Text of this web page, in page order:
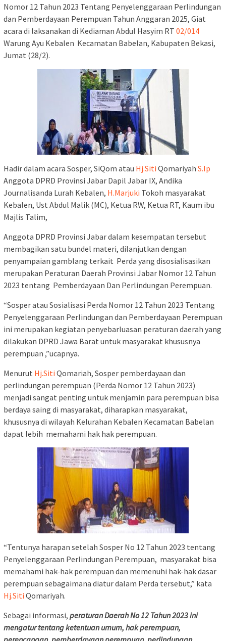
Nomor 12 Tahun 2023 Tentang Penyelenggaraan Perlindungan
dan Pemberdayaan Perempuan Tahun Anggaran 2025, Giat
acara di laksanakan di Kediaman Abdul Hasyim RT 02/014
Warung Ayu Kebalen Kecamatan Babelan, Kabupaten Bekasi,
Jumat (28/2).
Hadir dalam acara Sosper, SiQom atau Hj.Siti Qomariyah S.Ip
Anggota DPRD Provinsi Jabar Dapil Jabar IX, Andika
Journalisanda Lurah Kebalen, H.Marjuki Tokoh masyarakat
Kebalen, Ust Abdul Malik (MC), Ketua RW, Ketua RT, Kaum ibu
Majlis Talim,
Anggota DPRD Provinsi Jabar dalam kesempatan tersebut
membagikan satu bundel materi, dilanjutkan dengan
penyampaian gamblang terkait Perda yang disosialisasikan
merupakan Peraturan Daerah Provinsi Jabar Nomor 12 Tahun
2023 tentang Pemberdayaan Dan Perlindungan Perempuan.
“Sosper atau Sosialisasi Perda Nomor 12 Tahun 2023 Tentang
Penyelenggaraan Perlindungan dan Pemberdayaan Perempuan
ini merupakan kegiatan penyebarluasan peraturan daerah yang
dilakukan DPRD Jawa Barat untuk masyarakat khususnya
perempuan ,”ucapnya.
Menurut Hj.Siti Qomariah, Sosper pemberdayaan dan
perlindungan perempuan (Perda Nomor 12 Tahun 2023)
menjadi sangat penting untuk menjamin para perempuan bisa
berdaya saing di masyarakat, diharapkan masyarakat,
khususnya di wilayah Kelurahan Kebalen Kecamatan Babelan
dapat lebih memahami hak hak perempuan.
“Tentunya harapan setelah Sosper No 12 Tahun 2023 tentang
Penyelenggaraan Perlindungan Perempuan, masyarakat bisa
memahami hak-hak perempuan dan memenuhi hak-hak dasar
perempuan sebagaimana diatur dalam Perda tersebut,” kata
Hj.Siti Qomariyah.
Sebagai informasi, peraturan Daerah No 12 Tahun 2023 ini
mengatur tentang ketentuan umum, hak perempuan,